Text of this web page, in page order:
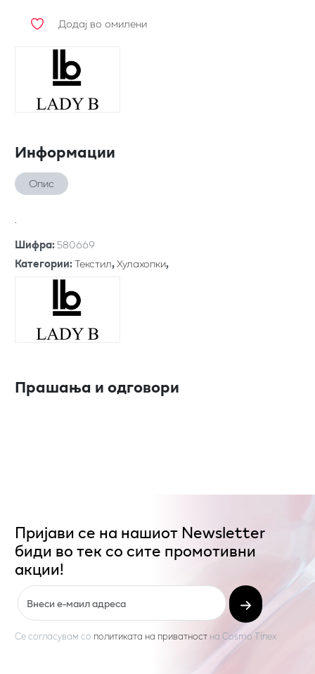
Додај во омилени
Информации
Опис
.
Шифра:580669
Категории:Текстил,Хулахопки,
Прашања и одговори
Пријави се на нашиот Newsletter
биди во тек со сите промотивни
акции!
Се согласувам со политиката на приватност на Cosmo Tinex